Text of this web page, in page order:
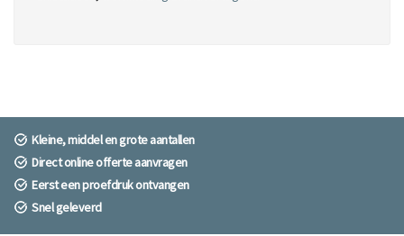
Kleine, middel en grote aantallen
Direct online offerte aanvragen
Eerst een proefdruk ontvangen
Snel geleverd